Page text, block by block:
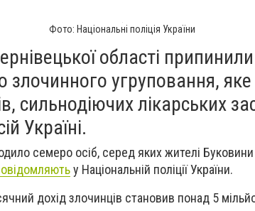
Фото: Національні поліція України
області припинили
злочинного угруповання,
сильнодіючих лікарських
Україні.
семеро осіб, серед яких жителі
у Національній поліції України.
дохід злочинців становив понад 5